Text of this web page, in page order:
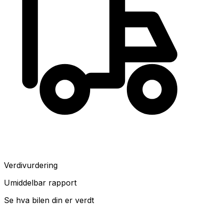
Verdivurdering
Umiddelbar rapport
Se hva bilen din er verdt